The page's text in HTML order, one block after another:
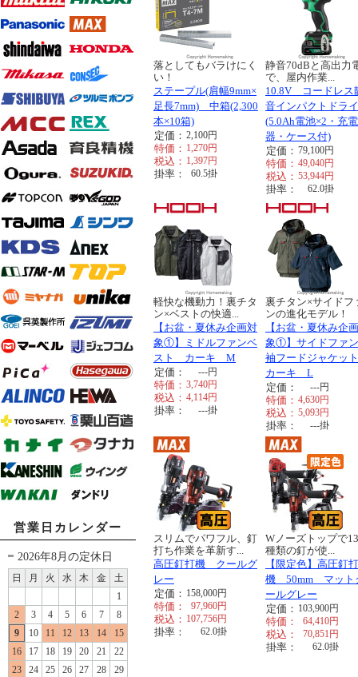
営業日カレンダー
2026年8月の定休日
日 月 火 水 木 金
土
1
2
3 4 5 6 7
8
9
10 11 12 13 14
15
16
17 18 19 20 21
22
23
24 25 26 27 28
29
落としてもバラけにく
い！
ステープル(肩幅9mm×
足長7mm) 中箱(2,300
本×10箱)
定価： 2,100円
特価： 1,270円
税込： 1,397円
掛率： 60.5掛
静音70dBと高出力
で、屋内作業...
10.8V コードレス
音インパクトドラ
(5.0Ah電池×2・充電
器・ケース付)
定価： 79,100円
特価： 49,040円
税込： 53,944円
掛率： 62.0掛
軽快な機動力！裏チタ
ン×ベストの快適...
【お盆・夏休み企画対
象①】ミドルファンベ
スト カーキ M
定価：
---円
特価： 3,740円
税込： 4,114円
掛率： ---掛
裏チタン×サイドフ
ンの進化モデル！
【お盆・夏休み企
象①】サイドファ
袖フードジャケ
カーキ L
定価：
---円
特価： 4,630円
税込： 5,093円
掛率： ---掛
スリムでパワフル、釘
打ち作業を革新す...
高圧釘打機 クールグ
レー
定価： 158,000円
特価： 97,960円
税込： 107,756円
掛率： 62.0掛
Wノーズトップで
種類の釘が使...
【限定色】高圧釘打
機 50mm マット
ールグレー
定価： 103,900円
特価： 64,410円
税込： 70,851 円
掛率： 62.0掛